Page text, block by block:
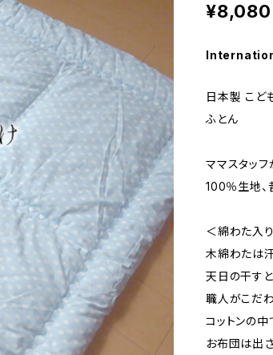
¥8,080
日本製 こど
ふとん
ママスタッ
100％生地、
＜綿わた入
木綿わたは
天日の干すと
職人がこだ
コットンの
お布団は出